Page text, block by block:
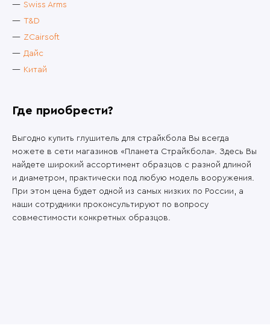
Swiss Arms
T&D
ZCairsoft
Дайс
Китай
Где приобрести?
Выгодно купить глушитель для страйкбола Вы всегда
можете в сети магазинов «Планета Страйкбола». Здесь Вы
найдете широкий ассортимент образцов с разной длиной
и диаметром, практически под любую модель вооружения.
При этом цена будет одной из самых низких по России, а
наши сотрудники проконсультируют по вопросу
совместимости конкретных образцов.